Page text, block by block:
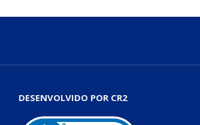
DESENVOLVIDO POR CR2